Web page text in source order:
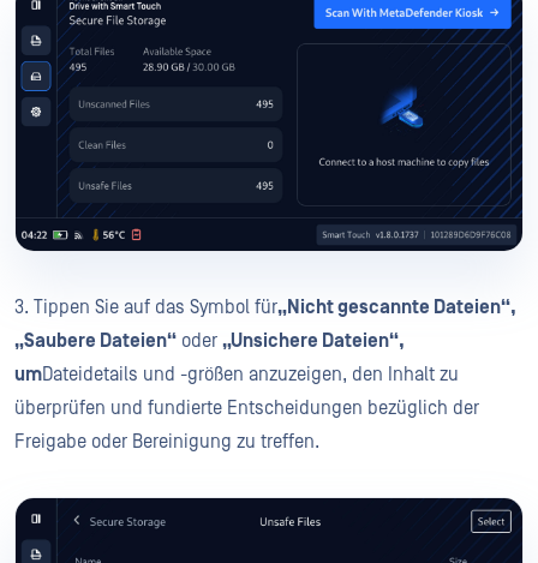
3. Tippen Sie auf das Symbol für„Nicht gescannte Dateien“,
„Saubere Dateien“ oder „Unsichere Dateien“,
umDateidetails und -größen anzuzeigen, den Inhalt zu
überprüfen und fundierte Entscheidungen bezüglich der
Freigabe oder Bereinigung zu treffen.